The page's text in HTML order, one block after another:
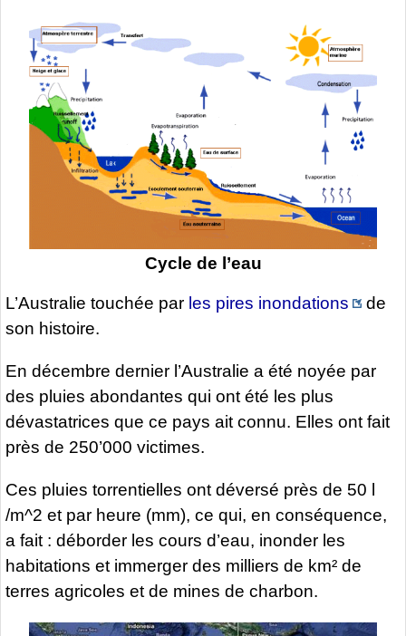
Cycle de l’eau
L’Australie touchée par les pires inondations
de
son histoire.
En décembre dernier l’Australie a été noyée par
des pluies abondantes qui ont été les plus
dévastatrices que ce pays ait connu. Elles ont fait
près de 250’000 victimes.
Ces pluies torrentielles ont déversé près de 50 l
/m^2 et par heure (mm), ce qui, en conséquence,
a fait : déborder les cours d’eau, inonder les
habitations et immerger des milliers de km² de
terres agricoles et de mines de charbon.